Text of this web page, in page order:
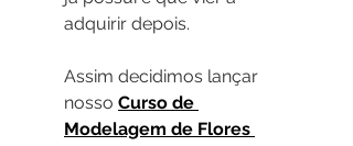
adquirir depois.
Assim decidimos lançar
nosso Curso de
Modelagem de Flores